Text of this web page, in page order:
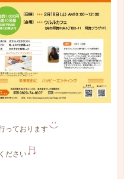
っております
ださい